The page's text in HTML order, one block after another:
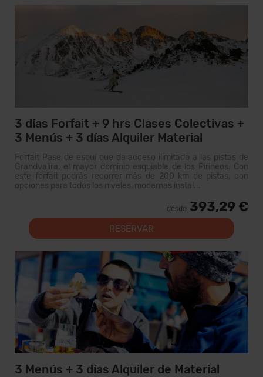
3 días Forfait + 9 hrs Clases Colectivas +
3 Menús + 3 días Alquiler Material
Forfait Pase de esquí que da acceso ilimitado a las pistas de
Grandvalira, el mayor dominio esquiable de los Pirineos. Con
este forfait podrás recorrer más de 200 km de pistas, con
opciones para todos los niveles, modernas instal...
desde 393,29 €
RESERVAR
3 Menús + 3 días Alquiler de Material